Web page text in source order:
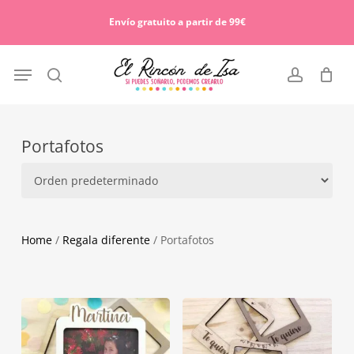
Envío gratuito a partir de 99€
search account
Menu
Cart
Portafotos
Home/ Regala diferente/ Portafotos